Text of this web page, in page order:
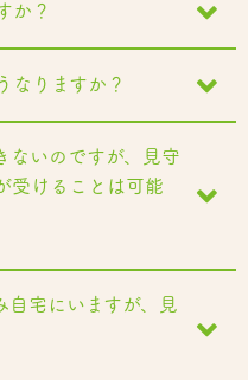
か？
なりますか？
ないのですが、見守
受けることは可能
自宅にいますが、見